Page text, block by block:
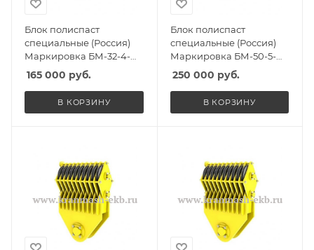
Блок полиспаст
специальные (Россия)
Маркировка БМ-32-4-
ССО, Масса 310кг,
Количество роликов 4, Г/
п 26,5т
165 000 руб.
В КОРЗИНУ
Блок полиспаст
специальные (Россия)
Маркировка БМ-50-5-
СГО, Масса 360кг,
Количество роликов 5, Г/
п 32т
250 000 руб.
В КОРЗИНУ